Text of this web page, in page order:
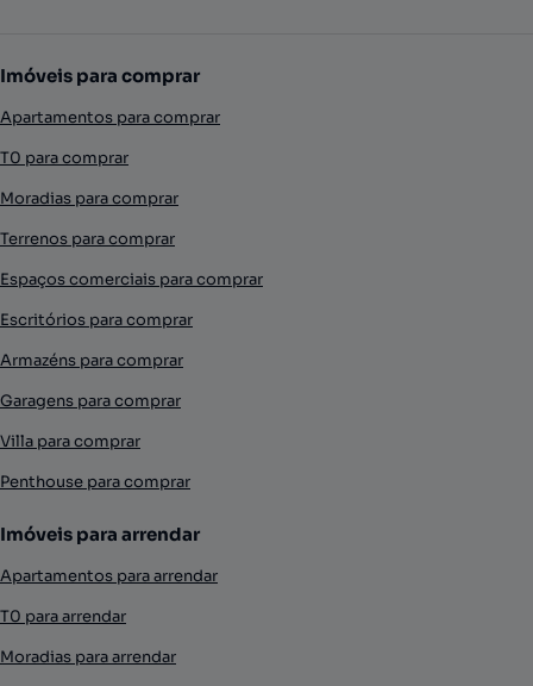
Imóveis para comprar
Apartamentos para comprar
T0 para comprar
Moradias para comprar
Terrenos para comprar
Espaços comerciais para comprar
Escritórios para comprar
Armazéns para comprar
Garagens para comprar
Villa para comprar
Penthouse para comprar
Imóveis para arrendar
Apartamentos para arrendar
T0 para arrendar
Moradias para arrendar